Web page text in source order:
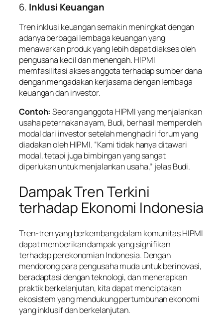
6. Inklusi Keuangan
Tren inklusi keuangan semakin meningkat dengan
adanya berbagai lembaga keuangan yang
menawarkan produk yang lebih dapat diakses oleh
pengusaha kecil dan menengah. HIPMI
memfasilitasi akses anggota terhadap sumber dana
dengan mengadakan kerjasama dengan lembaga
keuangan dan investor.
Contoh: Seorang anggota HIPMI yang menjalankan
usaha peternakan ayam, Budi, berhasil memperoleh
modal dari investor setelah menghadiri forum yang
diadakan oleh HIPMI. “Kami tidak hanya ditawari
modal, tetapi juga bimbingan yang sangat
diperlukan untuk menjalankan usaha,” jelas Budi.
Dampak Tren Terkini
terhadap Ekonomi Indonesia
Tren-tren yang berkembang dalam komunitas HIPMI
dapat memberikan dampak yang signifikan
terhadap perekonomian Indonesia. Dengan
mendorong para pengusaha muda untuk berinovasi,
beradaptasi dengan teknologi, dan menerapkan
praktik berkelanjutan, kita dapat menciptakan
ekosistem yang mendukung pertumbuhan ekonomi
yang inklusif dan berkelanjutan.